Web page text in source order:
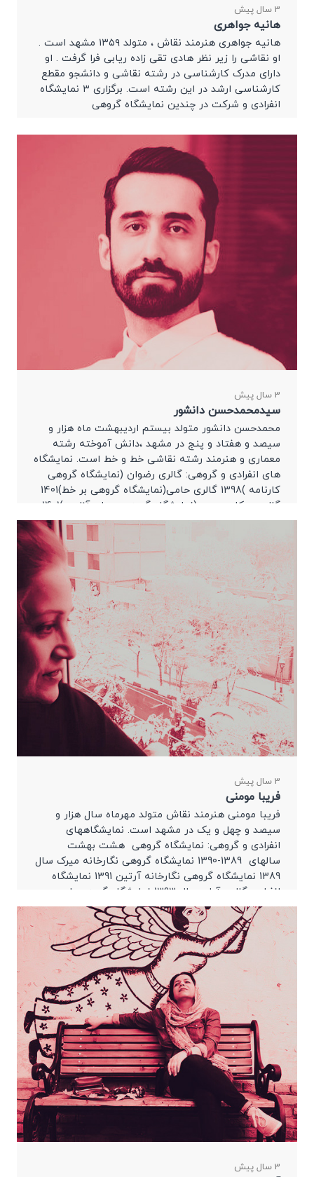
3 سال پیش
هانیه جواهری
هانیه جواهری هنرمند نقاش ، متولد ۱۳۵۹ مشهد است .
او نقاشی را زیر نظر هادی تقی زاده ریابی فرا گرفت . او
دارای مدرک کارشناسی در رشته نقاشی و دانشجو مقطع
کارشناسی ارشد در این رشته است. برگزاری ۳ نمایشگاه
انفرادی و شرکت در چندین نمایشگاه گروهی
3 سال پیش
سیدمحمدحسن دانشور
محمدحسن دانشور متولد بیستم اردیبهشت ماه هزار و
سیصد و هفتاد و پنج در مشهد ،دانش آموخته رشته
معماری و هنرمند رشته نقاشی خط و خط است. نمایشگاه
های انفرادی و گروهی: گالری رضوان (نمایشگاه گروهی
کارنامه )1398 گالری حامی(نمایشگاه گروهی بر خط)1401
گالری پیکاسو دوبی(نمایشگاه گروهی رویای آزادی )1401
3 سال پیش
فریبا مومنی
فریبا مومنی هنرمند نقاش متولد مهرماه سال هزار و
سیصد و چهل و یک در مشهد است. نمایشگاههای
انفرادی و گروهی: نمایشگاه گروهی هشت بهشت
سالهای 1389-1390 نمایشگاه گروهی نگارخانه میرک سال
1389 نمایشگاه گروهی نگارخانه آرتین 1391 نمایشگاه
انفرادی گالری آبان سال 1393 نمایشگاه گروهی رادین
1401
3 سال پیش